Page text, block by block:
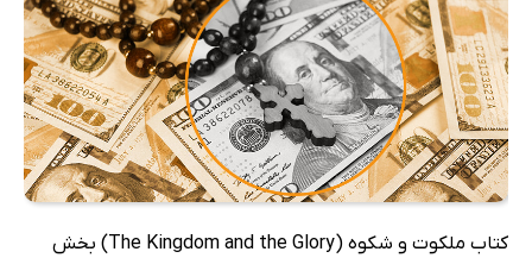
کتاب ملکوت و شکوه (The Kingdom and the Glory) بخش